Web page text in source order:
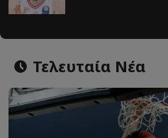
Τελευταία Νέα